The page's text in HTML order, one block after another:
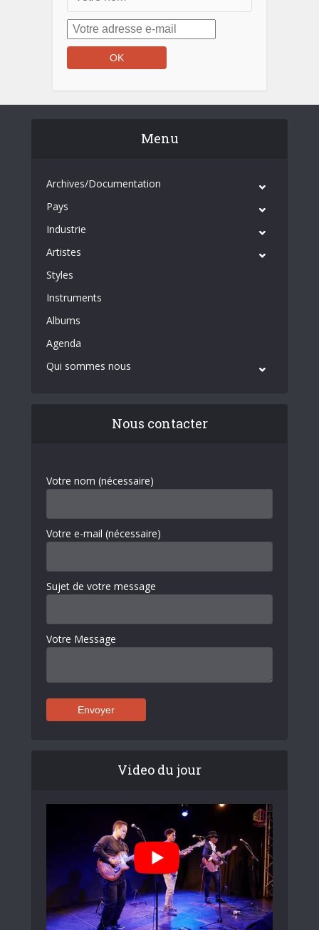
Menu
Archives/Documentation
Pays
Industrie
Artistes
Styles
Instruments
Albums
Agenda
Qui sommes nous
Nous contacter
Votre nom (nécessaire)
Votre e-mail (nécessaire)
Sujet de votre message
Votre Message
Video du jour